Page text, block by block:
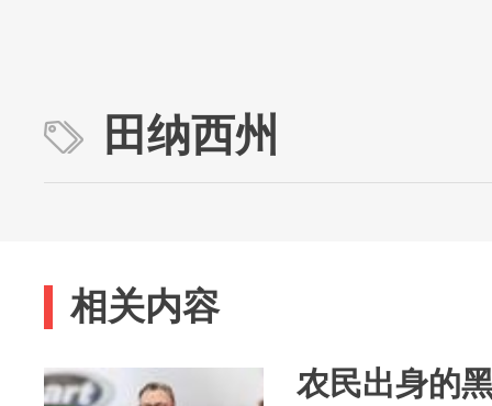
田纳西州
相关内容
农民出身的